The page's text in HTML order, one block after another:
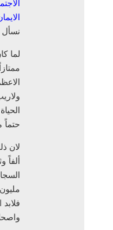
نسأل
لما
حتماً
لان
ألفاً